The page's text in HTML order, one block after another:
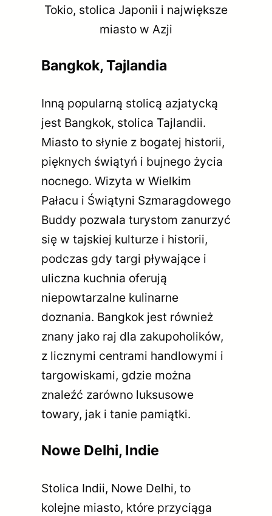
Tokio, stolica Japonii i największe
miasto w Azji
Bangkok, Tajlandia
Inną popularną stolicą azjatycką
jest Bangkok, stolica Tajlandii.
Miasto to słynie z bogatej historii,
pięknych świątyń i bujnego życia
nocnego. Wizyta w Wielkim
Pałacu i Świątyni Szmaragdowego
Buddy pozwala turystom zanurzyć
się w tajskiej kulturze i historii,
podczas gdy targi pływające i
uliczna kuchnia oferują
niepowtarzalne kulinarne
doznania. Bangkok jest również
znany jako raj dla zakupoholików,
z licznymi centrami handlowymi i
targowiskami, gdzie można
znaleźć zarówno luksusowe
towary, jak i tanie pamiątki.
Nowe Delhi, Indie
Stolica Indii, Nowe Delhi, to
kolejne miasto, które przyciąga